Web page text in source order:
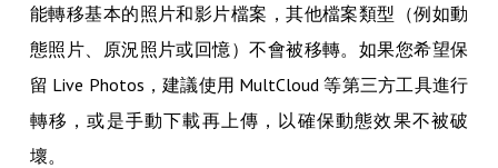
能轉移基本的照片和影片檔案，其他檔案類型（例如動
態照片、原況照片或回憶）不會被移轉。如果您希望保
留 Live Photos，建議使用 MultCloud 等第三方工具進行
轉移，或是手動下載再上傳，以確保動態效果不被破
壞。